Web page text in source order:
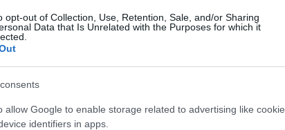
opt-out of Collection, Use, Retention, Sale, and/or Sharing
Data that Is Unrelated with the Purposes for which it
allow Google to enable storage related to advertising like
identifiers in apps.
έως και τα 120 εκατ. ευρώ,
υπάρχουν συνολικά 12 κατηγορίες
για πρώτη φορά και μια 13η
σωστά δύο αριθμούς.